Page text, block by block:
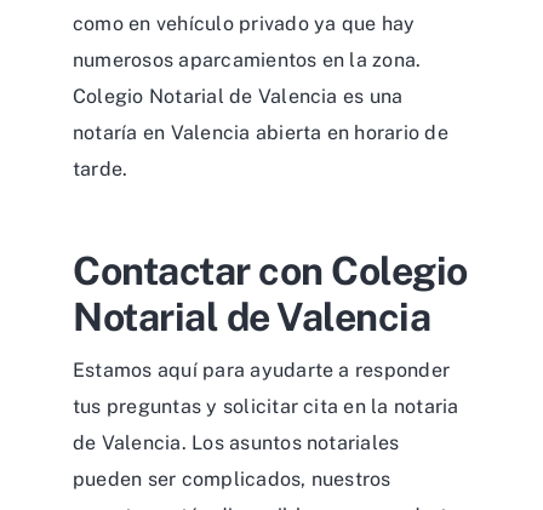
como en vehículo privado ya que hay
numerosos aparcamientos en la zona.
Colegio Notarial de Valencia es una
notaría en Valencia abierta en horario de
tarde.
Contactar con Colegio
Notarial de Valencia
Estamos aquí para ayudarte a responder
tus preguntas y solicitar cita en la notaria
de Valencia. Los asuntos notariales
pueden ser complicados, nuestros